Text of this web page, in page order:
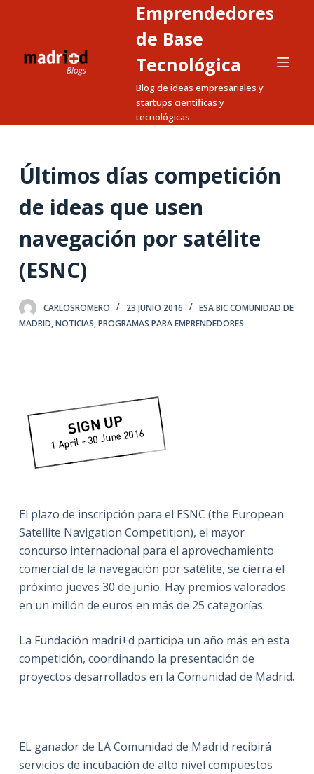
a
o
Emprendedores
de Base
Tecnológica
Blog de ideas empresariales y
startups científicas y
tecnológicas
Últimos días competición
de ideas que usen
navegación por satélite
(ESNC)
CARLOSROMERO 23 JUNIO 2016
ESA BIC COMUNIDAD DE
MADRID,NOTICIAS,PROGRAMAS PARA EMPRENDEDORES
El plazo de inscripción para el ESNC (the European
Satellite Navigation Competition), el mayor
concurso internacional para el aprovechamiento
comercial de la navegación por satélite, se cierra el
próximo jueves 30 de junio. Hay premios valorados
en un millón de euros en más de 25 categorías.
La Fundación madri+d participa un año más en esta
competición, coordinando la presentación de
proyectos desarrollados en la Comunidad de Madrid.
EL ganador de LA Comunidad de Madrid recibirá
servicios de incubación de alto nivel compuestos